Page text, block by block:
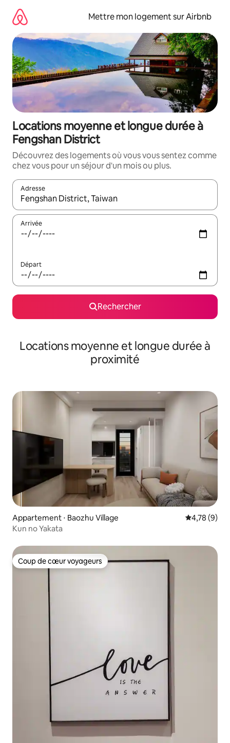
directement
contenu
Mettre mon logement sur Airbnb
Locations moyenne et longue durée à
Fengshan District
Découvrez des logements où vous vous sentez comme
chez vous pour un séjour d'un mois ou plus.
Adresse
Lorsque les résultats s'affichent, utilisez les flèches vers le
Arrivée
Départ
Rechercher
Locations moyenne et longue durée à
proximité
Appartement ⋅ Baozhu Village Évaluation
4,78 (9)
Kun no Yakata
Coup de cœur voyageurs
Coup de cœur voyageurs